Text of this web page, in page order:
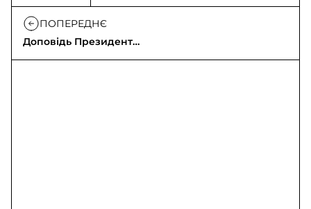
ПОПЕРЕДНЄ
Доповідь Президенту
щодо законодавчих